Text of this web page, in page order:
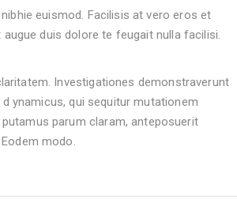
euismod. Facilisis at vero eros et
duis dolore te feugait nulla facilisi.
Investigationes demonstraverunt
ynamicus, qui sequitur mutationem
parum claram, anteposuerit
modo.